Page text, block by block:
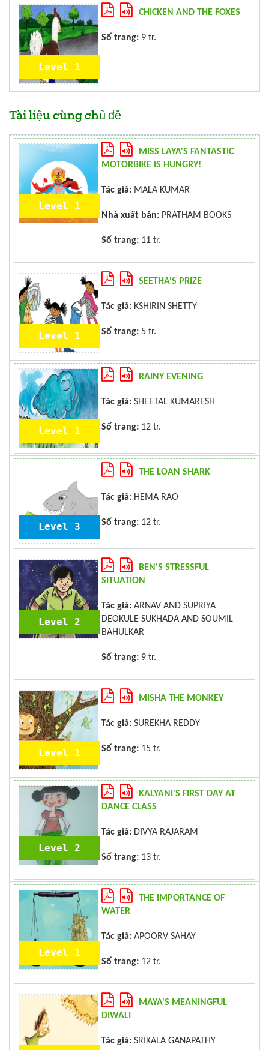
Level 1
CHICKEN AND THE FOXES
Số trang: 9 tr.
Tài liệu cùng chủ đề
Level 1
MISS LAYA'S FANTASTIC
MOTORBIKE IS HUNGRY!
Tác giả: MALA KUMAR
Nhà xuất bản: PRATHAM BOOKS
Số trang: 11 tr.
Level 1
SEETHA'S PRIZE
Tác giả: KSHIRIN SHETTY
Số trang: 5 tr.
Level 1
RAINY EVENING
Tác giả: SHEETAL KUMARESH
Số trang: 12 tr.
Level 3
THE LOAN SHARK
Tác giả: HEMA RAO
Số trang: 12 tr.
Level 2
BEN'S STRESSFUL
SITUATION
Tác giả: ARNAV AND SUPRIYA
DEOKULE SUKHADA AND SOUMIL
BAHULKAR
Số trang: 9 tr.
Level 1
MISHA THE MONKEY
Tác giả: SUREKHA REDDY
Số trang: 15 tr.
Level 2
KALYANI'S FIRST DAY AT
DANCE CLASS
Tác giả: DIVYA RAJARAM
Số trang: 13 tr.
Level 1
THE IMPORTANCE OF
WATER
Tác giả: APOORV SAHAY
Số trang: 12 tr.
MAYA'S MEANINGFUL
DIWALI
Tác giả: SRIKALA GANAPATHY